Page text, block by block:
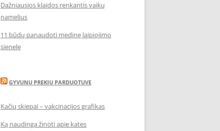
Dažniausios klaidos renkantis vaikų
namelius
11 būdų panaudoti medinę laipiojimo
sienelę
GYVUNU PREKIU PARDUOTUVE
Kačių skiepai – vakcinacijos grafikas
Ką naudinga žinoti apie kates